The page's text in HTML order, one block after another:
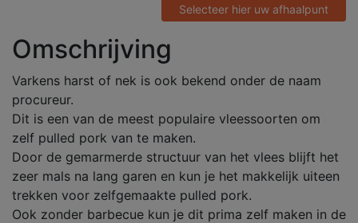
Selecteer hier uw afhaalpunt
Omschrijving
Varkens harst of nek is ook bekend onder de naam
procureur.
Dit is een van de meest populaire vleessoorten om
zelf pulled pork van te maken.
Door de gemarmerde structuur van het vlees blijft het
zeer mals na lang garen en kun je het makkelijk uiteen
trekken voor zelfgemaakte pulled pork.
Ook zonder barbecue kun je dit prima zelf maken in de